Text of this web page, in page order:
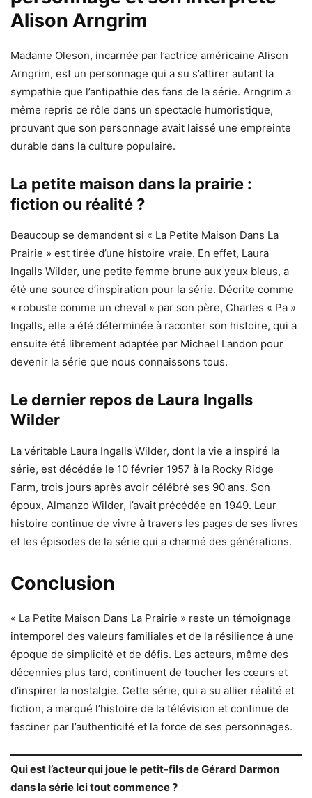
Alison Arngrim
Madame Oleson, incarnée par l’actrice américaine Alison
Arngrim, est un personnage qui a su s’attirer autant la
sympathie que l’antipathie des fans de la série. Arngrim a
même repris ce rôle dans un spectacle humoristique,
prouvant que son personnage avait laissé une empreinte
durable dans la culture populaire.
La petite maison dans la prairie :
fiction ou réalité ?
Beaucoup se demandent si « La Petite Maison Dans La
Prairie » est tirée d’une histoire vraie. En effet, Laura
Ingalls Wilder, une petite femme brune aux yeux bleus, a
été une source d’inspiration pour la série. Décrite comme
« robuste comme un cheval » par son père, Charles « Pa »
Ingalls, elle a été déterminée à raconter son histoire, qui a
ensuite été librement adaptée par Michael Landon pour
devenir la série que nous connaissons tous.
Le dernier repos de Laura Ingalls
Wilder
La véritable Laura Ingalls Wilder, dont la vie a inspiré la
série, est décédée le 10 février 1957 à la Rocky Ridge
Farm, trois jours après avoir célébré ses 90 ans. Son
époux, Almanzo Wilder, l’avait précédée en 1949. Leur
histoire continue de vivre à travers les pages de ses livres
et les épisodes de la série qui a charmé des générations.
Conclusion
« La Petite Maison Dans La Prairie » reste un témoignage
intemporel des valeurs familiales et de la résilience à une
époque de simplicité et de défis. Les acteurs, même des
décennies plus tard, continuent de toucher les cœurs et
d’inspirer la nostalgie. Cette série, qui a su allier réalité et
fiction, a marqué l’histoire de la télévision et continue de
fasciner par l’authenticité et la force de ses personnages.
Qui est l’acteur qui joue le petit-fils de Gérard Darmon
dans la série Ici tout commence ?